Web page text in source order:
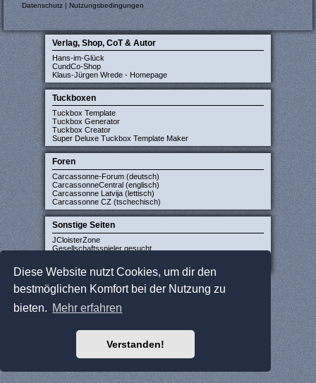
Diese Website nutzt Cookies, um dir den
bestmöglichen Komfort bei der Nutzung zu
bieten. Mehr erfahren
Verstanden!
Datenschutz | Nutzungsbedingungen
Verlag, Shop, CoT & Autor
Hans-im-Glück
CundCo-Shop
Klaus-Jürgen Wrede - Homepage
Tuckboxen
Tuckbox Template
Tuckbox Generator
Tuckbox Creator
Super Deluxe Tuckbox Template Maker
Foren
Carcassonne-Forum (deutsch)
CarcassonneCentral (englisch)
Carcassonne Latvija (lettisch)
Carcassonne CZ (tschechisch)
Sonstige Seiten
JCloisterZone
Gesellschaftsspieler gesucht